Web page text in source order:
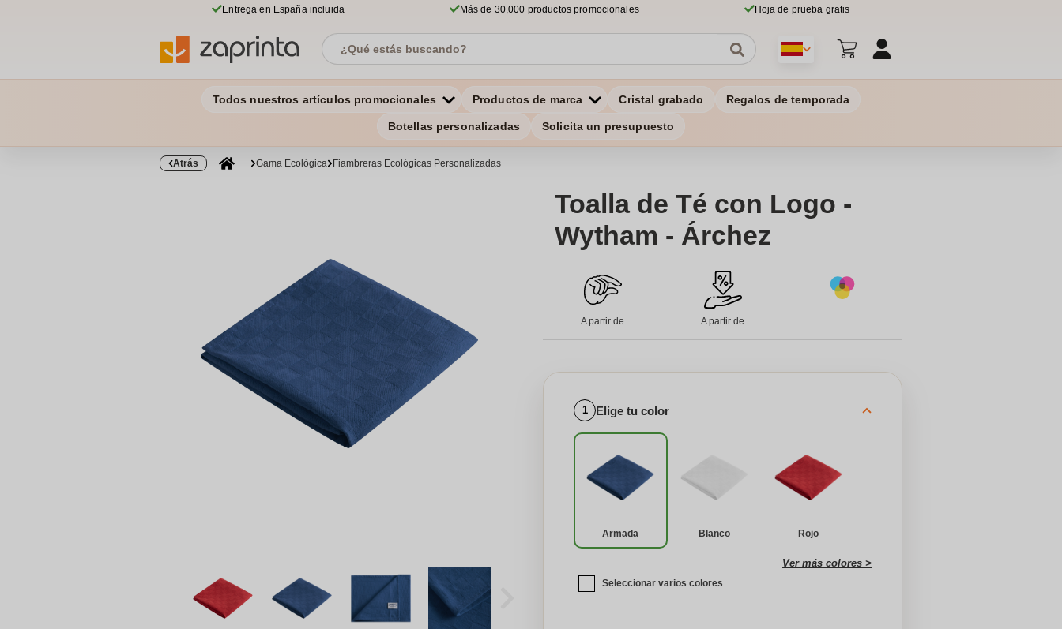
Entrega en España incluida Más de 30,000 productos promocionales Hoja de prueba gratis
Todos nuestros artículos promocionales Productos de marca Cristal grabado Regalos de temporada
Botellas personalizadas Solicita un presupuesto
Atrás Gama Ecológica Fiambreras Ecológicas Personalizadas
Toalla de Té con Logo -
Wytham - Árchez
A partir de A partir de
1 Elige tu color
Armada Blanco Rojo
Ver más colores >
Seleccionar varios colores